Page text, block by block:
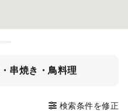
串焼き・鳥料理
検索条件を修正